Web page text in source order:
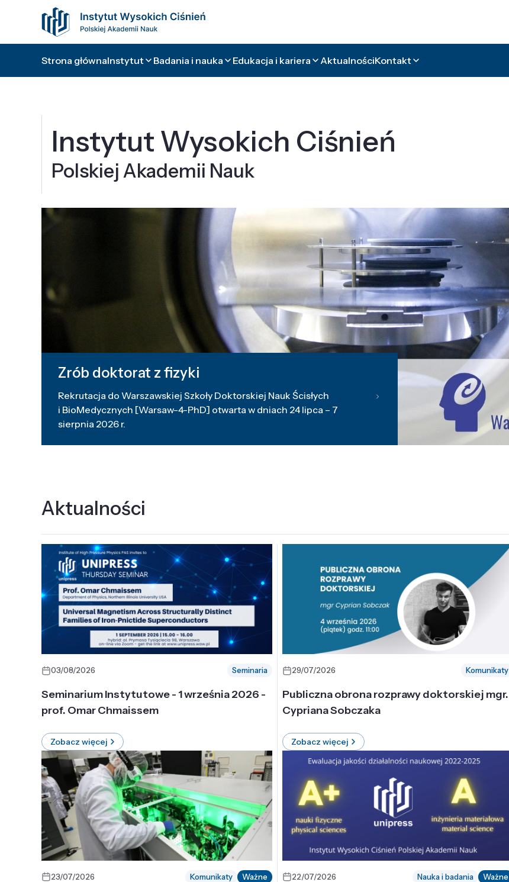
Strona głównaInstytut Badania i nauka Edukacja i kariera AktualnościKontakt
Instytut Wysokich Ciśnień
Polskiej Akademii Nauk
Zrób doktorat z fizyki
Rekrutacja do Warszawskiej Szkoły Doktorskiej Nauk Ścisłych
i BioMedycznych [Warsaw-4-PhD] otwarta w dniach 24 lipca – 7
sierpnia 2026 r.
Aktualności
03/08/2026 Seminaria
Seminarium Instytutowe - 1 września 2026 -
prof. Omar Chmaissem
Zobacz więcej
29/07/2026 Komunikaty
Publiczna obrona rozprawy doktorskiej mgr.
Cypriana Sobczaka
Zobacz więcej
23/07/2026 Komunikaty Ważne 22/07/2026 Nauka i badania Ważne